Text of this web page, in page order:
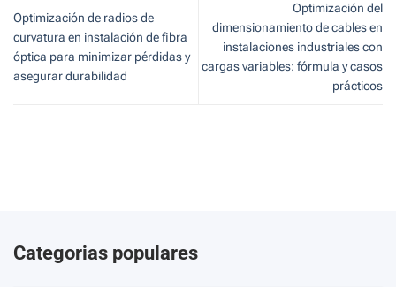
Optimización de radios de
curvatura en instalación de fibra
óptica para minimizar pérdidas y
asegurar durabilidad
Optimización del
dimensionamiento de cables en
instalaciones industriales con
cargas variables: fórmula y casos
prácticos
Categorias populares